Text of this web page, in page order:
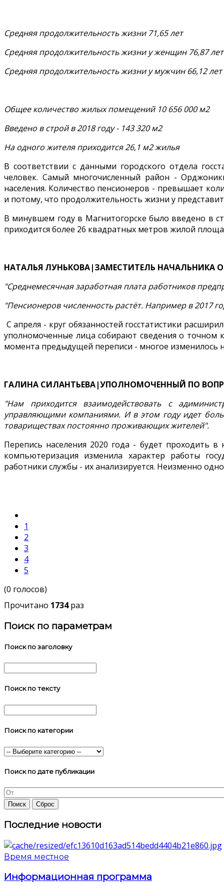
Средняя продолжительность жизни 71,65 лет
Средняя продолжительность жизни у женщин 76,87 лет
Средняя продолжительность жизни у мужчин 66,12 лет
Общее количество жилых помещений 10 656 000 м2
Введено в строй в 2018 году - 143 320 м2
На одного жителя приходится 26,1 м2 жилья
В соответствии с данными городского отдела
человек. Самый многочисленный район -
населения. Количество пенсионеров - превышает
и потому, что продолжительность жизни у
В минувшем году в Магнитогорске было введено в
приходится более 26 квадратных метров жилой
НАТАЛЬЯ ЛУНЬКОВА|ЗАМЕСТИТЕЛЬ НАЧАЛЬНИКА
"Среднемесячная заработная плата работников
"Пенсионеров численность растёт. Например в 2017
С апреля - круг обязанностей госстатистики
уполномоченные лица собирают сведения о точном
момента предыдущей переписи - многое изменилось
ГАЛИНА СИЛАНТЬЕВА|УПОЛНОМОЧЕННЫЙ ПО
"Нам приходится взаимодействовать с
управляющими компаниями. И в этом году идет
товариществах постоянно проживающих жителей".
Перепись населения 2020 года - будет проходить
компьютеризация изменила характер работы
работники службы - их анализируется. Неизменно
1
2
3
4
5
(0 голосов)
Прочитано 1734раз
Поиск по параметрам
Поиск по заголовку
Поиск по тексту
Поиск по категории
Поиск по дате публикации
Последние новости
Время местное
Информационная программа